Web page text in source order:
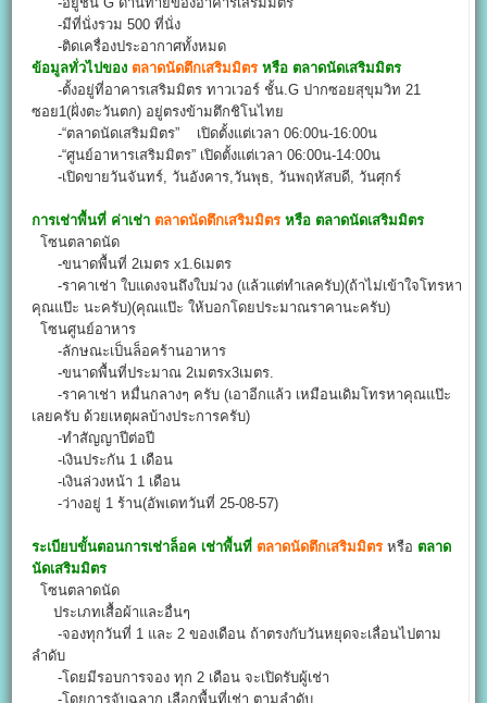
-มีที่นั่งรวม 500 ที่นั่ง
-ติดเครื่องประอากาศทั้งหมด
ข้อมูลทั่วไปของ ตลาดนัดตึกเสริมมิตร หรือ ตลาดนัดเสริมมิตร
-ตั้งอยู่ที่อาคารเสริมมิตร ทาวเวอร์ ชั้น.G ปากซอยสุขุมวิท 21
ซอย1(ฝั่งตะวันตก) อยู่ตรงข้ามตึกชิโนไทย
-“ตลาดนัดเสริมมิตร” เปิดตั้งแต่เวลา 06:00น-16:00น
-“ศูนย์อาหารเสริมมิตร” เปิดตั้งแต่เวลา 06:00น-14:00น
-เปิดขายวันจันทร์, วันอังคาร,วันพุธ, วันพฤหัสบดี, วันศุกร์
การเช่าพื้นที่ ค่าเช่า ตลาดนัดตึกเสริมมิตร หรือ ตลาดนัดเสริมมิตร
โซนตลาดนัด
-ขนาดพื้นที่ 2เมตร x1.6เมตร
-ราคาเช่า ใบแดงจนถึงใบม่วง (แล้วแต่ทำเลครับ)(ถ้าไม่เข้าใจโทรหา
คุณแป๊ะ นะครับ)(คุณแป๊ะ ให้บอกโดยประมาณราคานะครับ)
โซนศูนย์อาหาร
-ลักษณะเป็นล็อคร้านอาหาร
-ขนาดพื้นที่ประมาณ 2เมตรx3เมตร.
-ราคาเช่า หมื่นกลางๆ ครับ (เอาอีกแล้ว เหมือนเดิมโทรหาคุณแป๊ะ
เลยครับ ด้วยเหตุผลบ้างประการครับ)
-ทำสัญญาปีต่อปี
-เงินประกัน 1 เดือน
-เงินล่วงหน้า 1 เดือน
-ว่างอยู่ 1 ร้าน(อัพเดทวันที่ 25-08-57)
ระเบียบขั้นตอนการเช่าล็อค เช่าพื้นที่ ตลาดนัดตึกเสริมมิตร หรือ ตลาด
นัดเสริมมิตร
โซนตลาดนัด
ประเภทเสื้อผ้าและอื่นๆ
-จองทุกวันที่ 1 และ 2 ของเดือน ถ้าตรงกับวันหยุดจะเลื่อนไปตาม
ลำดับ
-โดยมีรอบการจอง ทุก 2 เดือน จะเปิดรับผู้เช่า
-โดยการจับฉลาก เลือกพื้นที่เช่า ตามลำดับ